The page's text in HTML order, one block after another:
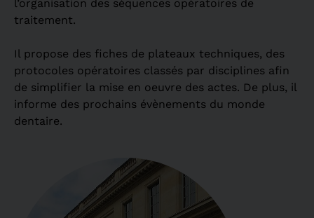
l’organisation des séquences opératoires de
traitement.
Il propose des fiches de plateaux techniques, des
protocoles opératoires classés par disciplines afin
de simplifier la mise en oeuvre des actes. De plus, il
informe des prochains évènements du monde
dentaire.